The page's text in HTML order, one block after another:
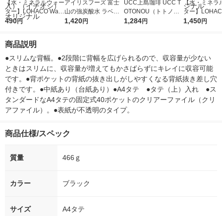
【水・ミネラルウォー
ター】LOHACO Wate
r（ロハコウォータ
シ） オリジナル
490円
アイリスフーズ 富士
山の強炭酸水 ラベル
レス 500ml 1箱（24
1,420円
UCC上島珈琲 UCC T
OTONOU（トトノ
ウ） by BLACK無糖 5
1,284円
【水・ミネラ
ター】
r 410ml 1箱（
1,450円
商品説明
●スリムな背幅。●2段階に背幅を広げられるので、収容量が少ない
ときはスリムに、収容量が増えてもかさばらずにキレイに収容可能
です。●背ポケットの背紙の抜き出しがしやすくなる背紙抜き差し穴
付きです。●中紙あり（台紙あり）●A4タテ　●タテ（上）入れ　●ス
タンダードなA4タテの固定式40ポケットのクリアーファイル（クリ
アファイル）。●表紙が不透明のタイプ。
商品仕様/スペック
質量 466ｇ
カラー ブラック
サイズ A4タテ